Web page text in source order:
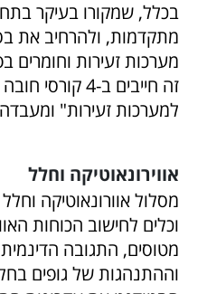
בכלל, שמקורו בעיקר
מתקדמות, ולהרחיב את
מערכות זעירות וחומרים
זה חייבים ב-4
למערכות זעירות"
אווירונאוטיקה וחלל
מסלול אוורונאוטיקה
וכלים לחישוב הכוחות
מטוסים, התגובה
וההתנהגות של גופים